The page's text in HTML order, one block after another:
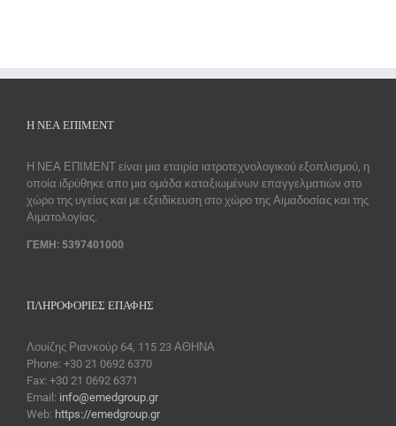
Η ΝΕΑ ΕΠΙΜΕΝΤ
Η ΝΕΑ ΕΠΙΜΕΝΤ είναι μια εταιρία ιατροτεχνολογικού εξοπλισμού, η
οποία ιδρύθηκε απο μια ομάδα καταξιωμένων επαγγελματιών στο
χώρο της υγείας και με εξειδίκευση στο χώρο της Αιμαδοσίας και της
Αιματολογίας.
ΓΕΜΗ: 5397401000
ΠΛΗΡΟΦΟΡΊΕΣ ΕΠΑΦΉΣ
Λουίζης Ριανκούρ 64, 115 23 ΑΘΗΝΑ
Phone: +30 21 0692 6370
Fax: +30 21 0692 6371
Email: info@emedgroup.gr
Web: https://emedgroup.gr